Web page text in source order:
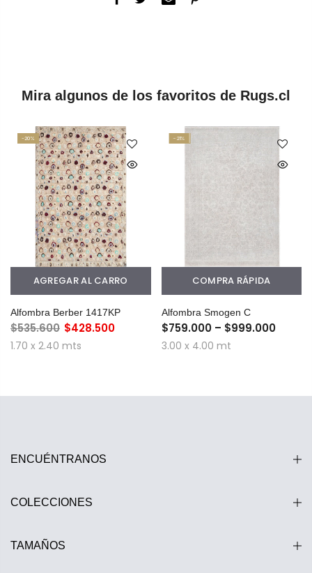
Mira algunos de los favoritos de Rugs.cl
-20%
AGREGAR AL CARRO
Alfombra Berber 1417KP
$535.600 $428.500
1.70 x 2.40 mts
-21%
COMPRA RÁPIDA
Alfombra Smogen C
$759.000 – $999.000
3.00 x 4.00 mt
ENCUÉNTRANOS
COLECCIONES
TAMAÑOS